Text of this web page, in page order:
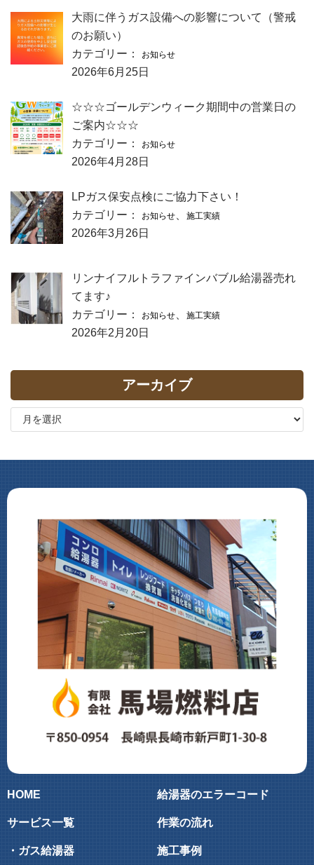
大雨に伴うガス設備への影響について（警戒
のお願い）
カテゴリー：
お知らせ
2026年6月25日
☆☆☆ゴールデンウィーク期間中の営業日の
ご案内☆☆☆
カテゴリー：
お知らせ
2026年4月28日
LPガス保安点検にご協力下さい！
カテゴリー：
お知らせ 施工実績
2026年3月26日
リンナイフルトラファインバブル給湯器売れ
てます♪
カテゴリー：
お知らせ 施工実績
2026年2月20日
アーカイブ
HOME
サービス一覧
・ガス給湯器
給湯器のエラーコード
作業の流れ
施工事例